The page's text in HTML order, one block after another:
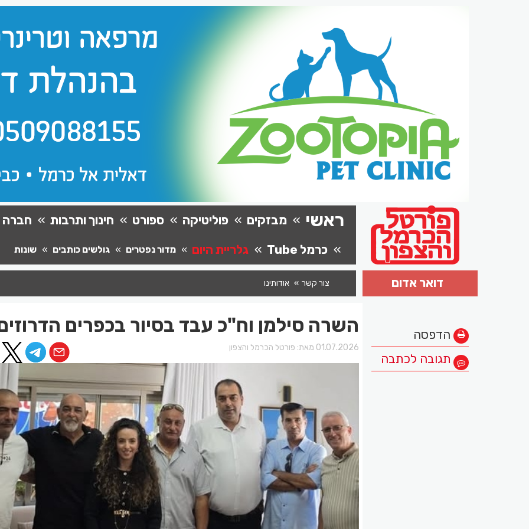
ראשי מבזקים פוליטיקה ספורט חינוך ותרבות
חברה
כרמל Tube
גלריית היום מדור נפטרים גולשים כותבים שונות
צור קשר אודותינו דואר אדום
הדפסה
תגובה לכתבה
השרה סילמן וח"כ עבד בסיור בכפרים
01.07.2026 מאת: פורטל הכרמל והצפון